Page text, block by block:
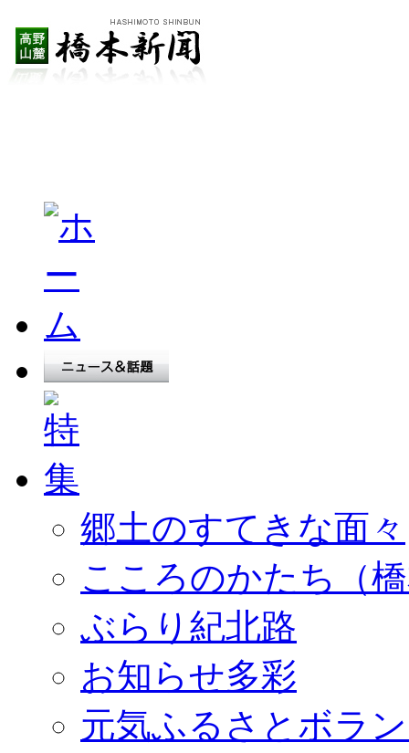
郷土のすてきな面々
こころのかたち（
ぶらり紀北路
お知らせ多彩
元気ふるさとボラ